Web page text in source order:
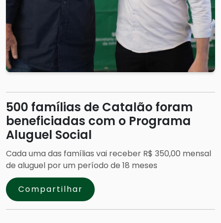
500 famílias de Catalão foram
beneficiadas com o Programa
Aluguel Social
Cada uma das famílias vai receber R$ 350,00 mensal
de aluguel por um período de 18 meses
Compartilhar